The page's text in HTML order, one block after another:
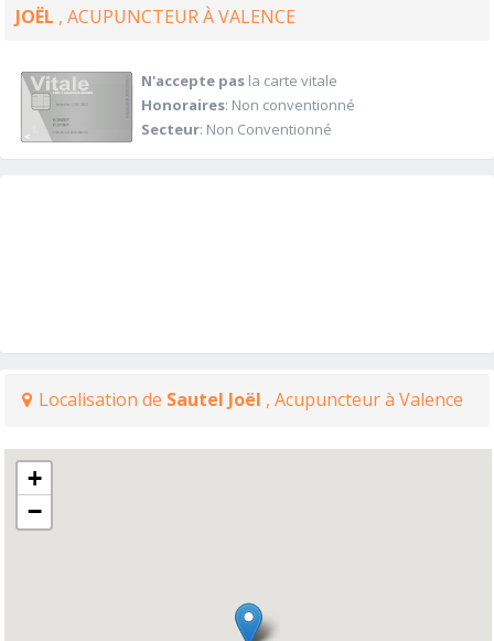
JOËL , ACUPUNCTEUR À VALENCE
N'accepte pasla carte vitale
Honoraires: Non conventionné
Secteur: Non Conventionné
Localisation de Sautel Joël , Acupuncteur à Valence
+
−